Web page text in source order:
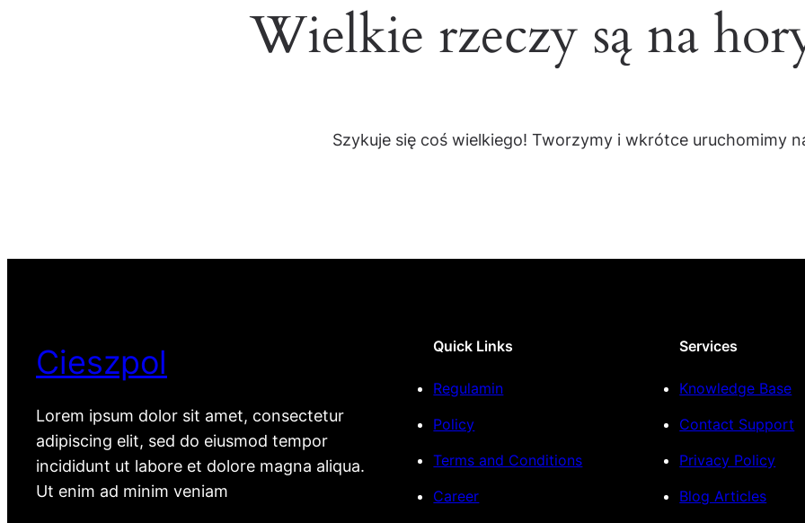
Wielkie rzeczy są na
Szykuje się coś wielkiego! Tworzymy i wkrótce uruchomimy
Cieszpol
Lorem ipsum dolor sit amet, consectetur
adipiscing elit, sed do eiusmod tempor
incididunt ut labore et dolore magna aliqua.
Ut enim ad minim veniam
Quick Links
Regulamin
Policy
Terms and Conditions
Career
Services
Knowledge Base
Contact Support
Privacy Policy
Blog Articles